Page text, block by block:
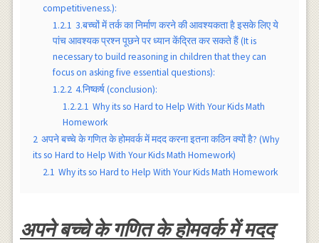
competitiveness.):
1.2.1 3.बच्चों में तर्क का निर्माण करने की आवश्यकता है इसके लिए ये
पांच आवश्यक प्रश्न पूछने पर ध्यान केंद्रित कर सकते हैं (It is
necessary to build reasoning in children that they can
focus on asking five essential questions):
1.2.2 4.निष्कर्ष (conclusion):
1.2.2.1 Why its so Hard to Help With Your Kids Math
Homework
2 अपने बच्चे के गणित के होमवर्क में मदद करना इतना कठिन क्यों है? (Why
its so Hard to Help With Your Kids Math Homework)
2.1 Why its so Hard to Help With Your Kids Math Homework
अपने बच्चे के गणित के होमवर्क में मदद